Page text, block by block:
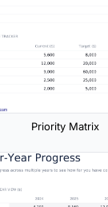
Priority Matrix